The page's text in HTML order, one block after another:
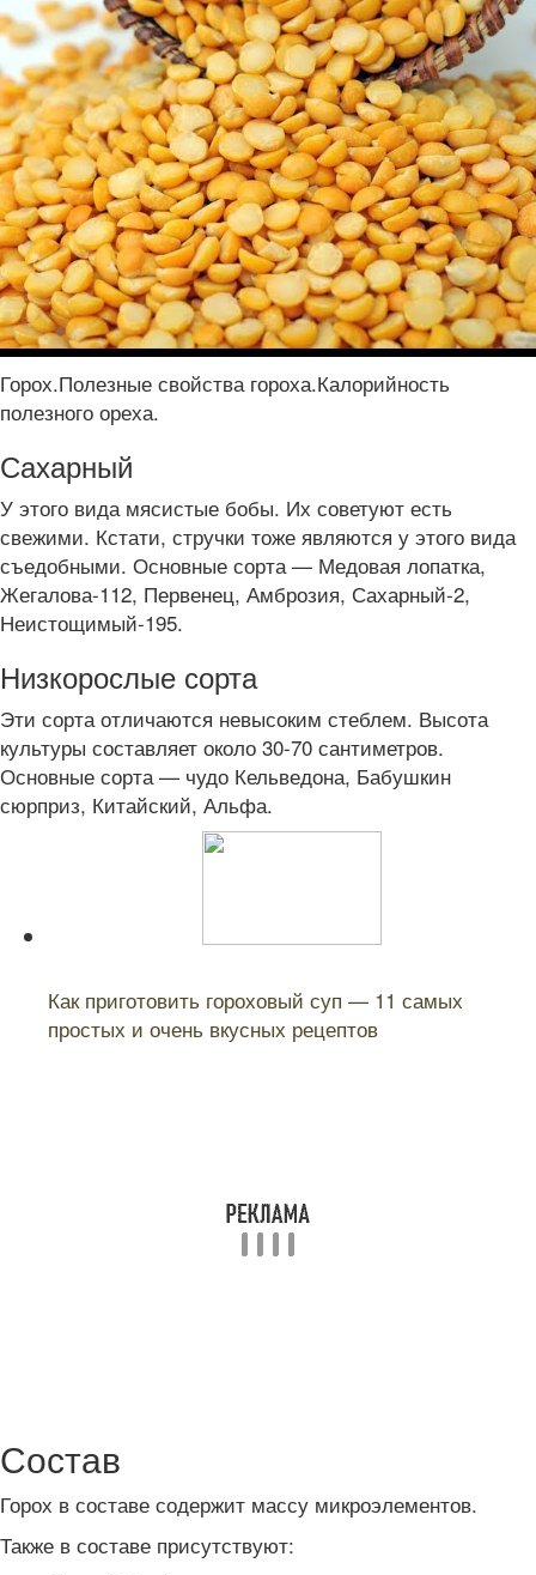
Горох.Полезные свойства гороха.Калорийность
полезного ореха.
Сахарный
У этого вида мясистые бобы. Их советуют есть
свежими. Кстати, стручки тоже являются у этого вида
съедобными. Основные сорта — Медовая лопатка,
Жегалова-112, Первенец, Амброзия, Сахарный-2,
Неистощимый-195.
Низкорослые сорта
Эти сорта отличаются невысоким стеблем. Высота
культуры составляет около 30-70 сантиметров.
Основные сорта — чудо Кельведона, Бабушкин
сюрприз, Китайский, Альфа.
Как приготовить гороховый суп — 11 самых
простых и очень вкусных рецептов
Состав
Горох в составе содержит массу микроэлементов.
Также в составе присутствуют: